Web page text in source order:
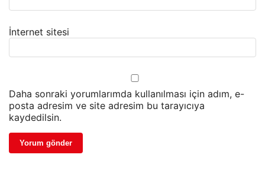
İnternet sitesi
Daha sonraki yorumlarımda kullanılması için adım, e-
posta adresim ve site adresim bu tarayıcıya
kaydedilsin.